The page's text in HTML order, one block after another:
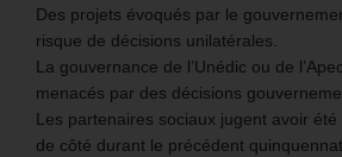
Des projets évoqués par le
risque de décisions unilatérales.
La gouvernance de l’Unédic ou de
menacés par des décisions
Les partenaires sociaux jugent avoir
de côté durant le précédent